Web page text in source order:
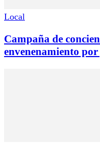
Local
Campaña de
envenenamiento